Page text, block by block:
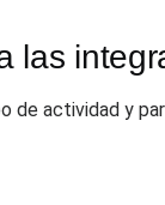
las
actividad y